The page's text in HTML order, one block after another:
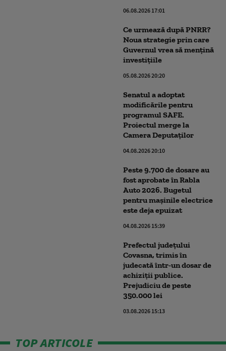
06.08.2026 17:01
Ce urmează după PNRR?
Noua strategie prin care
Guvernul vrea să mențină
investițiile
05.08.2026 20:20
Senatul a adoptat
modificările pentru
programul SAFE.
Proiectul merge la
Camera Deputaților
04.08.2026 20:10
Peste 9.700 de dosare au
fost aprobate în Rabla
Auto 2026. Bugetul
pentru mașinile electrice
este deja epuizat
04.08.2026 15:39
Prefectul județului
Covasna, trimis în
judecată într-un dosar de
achiziții publice.
Prejudiciu de peste
350.000 lei
03.08.2026 15:13
TOP ARTICOLE